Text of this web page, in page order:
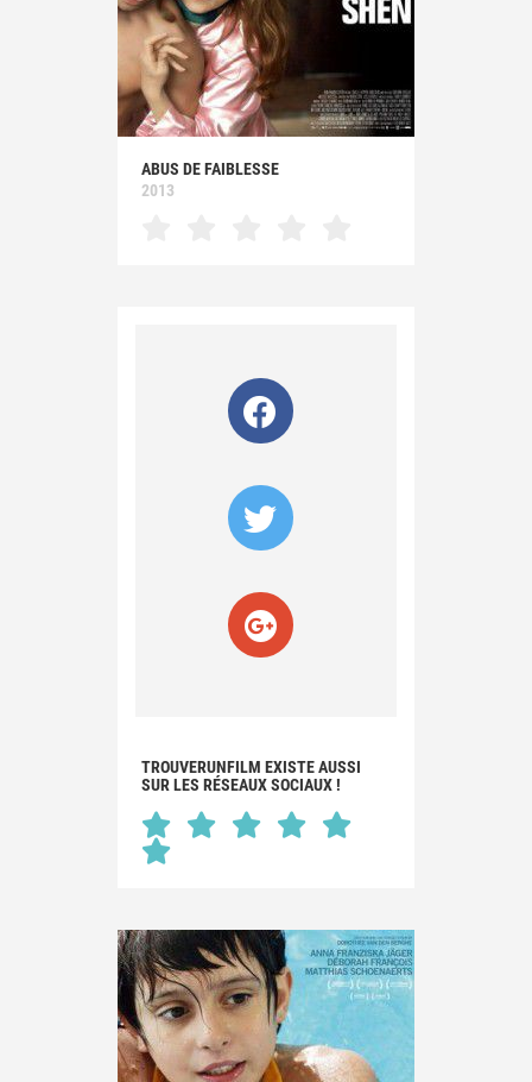
ABUS DE FAIBLESSE
2013
TROUVERUNFILM EXISTE AUSSI
SUR LES RÉSEAUX SOCIAUX !